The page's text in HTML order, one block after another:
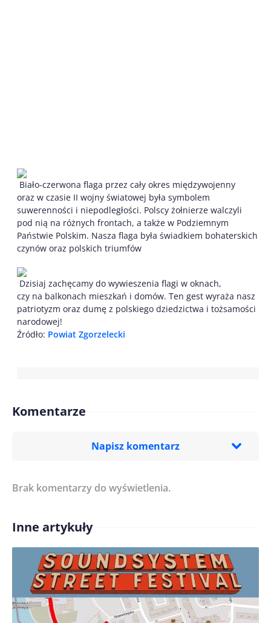
Biało-czerwona flaga przez cały okres międzywojenny
oraz w czasie II wojny światowej była symbolem
suwerenności i niepodległości. Polscy żołnierze walczyli
pod nią na różnych frontach, a także w Podziemnym
Państwie Polskim. Nasza flaga była świadkiem bohaterskich
czynów oraz polskich triumfów
Dzisiaj zachęcamy do wywieszenia flagi w oknach,
czy na balkonach mieszkań i domów. Ten gest wyraża nasz
patriotyzm oraz dumę z polskiego dziedzictwa i tożsamości
narodowej!
Źródło: Powiat Zgorzelecki
Komentarze
Napisz komentarz
Treść komentarza*
Imię/ Nick*
Brak komentarzy do wyświetlenia.
Inne artykuły